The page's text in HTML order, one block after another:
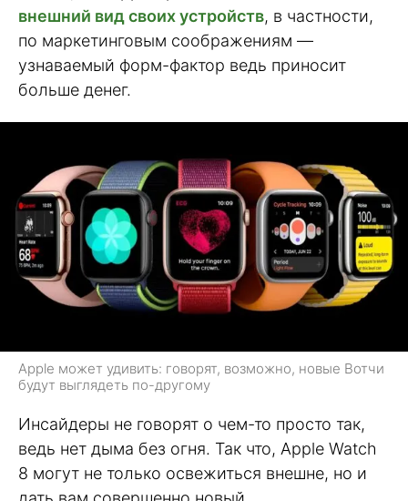
внешний вид своих устройств, в частности,
по маркетинговым соображениям —
узнаваемый форм-фактор ведь приносит
больше денег.
Apple может удивить: говорят, возможно, новые Вотчи
будут выглядеть по-другому
Инсайдеры не говорят о чем-то просто так,
ведь нет дыма без огня. Так что, Apple Watch
8 могут не только освежиться внешне, но и